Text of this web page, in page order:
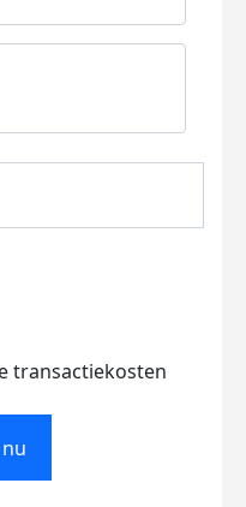
transactiekosten